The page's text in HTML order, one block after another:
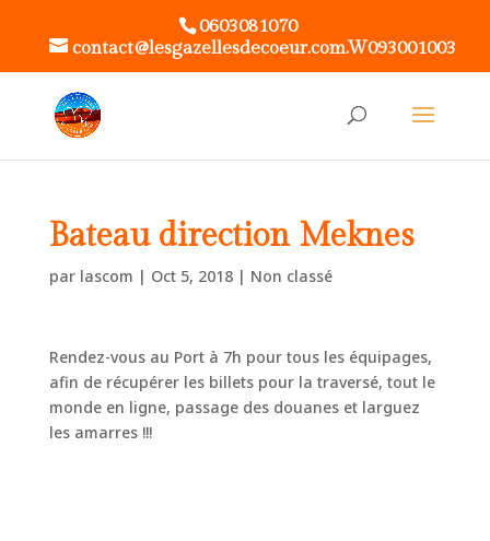
0603081070
contact@lesgazellesdecoeur.com.W093001003
Bateau direction Meknes
par lascom | Oct 5, 2018| Non classé
Rendez-vous au Port à 7h pour tous les équipages,
afin de récupérer les billets pour la traversé, tout le
monde en ligne, passage des douanes et larguez
les amarres !!!